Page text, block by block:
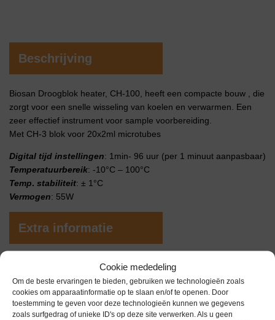
Cookie mededeling
Om de beste ervaringen te bieden, gebruiken we technologieën zoals
cookies om apparaatinformatie op te slaan en/of te openen. Door
toestemming te geven voor deze technologieën kunnen we gegevens
zoals surfgedrag of unieke ID's op deze site verwerken. Als u geen
Beschrijving
Biosan Droogblok heater, CH-100, heeft een compacte bouw , die
zorgt voor een snelle wisseling van koelen en verwarmen. Een
zeer effectief instrument voor sample voorbereiding.
Met CH-3 blok voor 20x2ml microtubes
Digital tijd instellingen: 1min- 96 uur (per 1 minuut aanpasbaar)
Temperatuurbereik: -10°C – 100°C
Temp. stabiliteit: ± 1°C
Vermogen: 55W
Extra informatie
0,0 kg
Garantie 1 maand
Conditie Nieuw in doos